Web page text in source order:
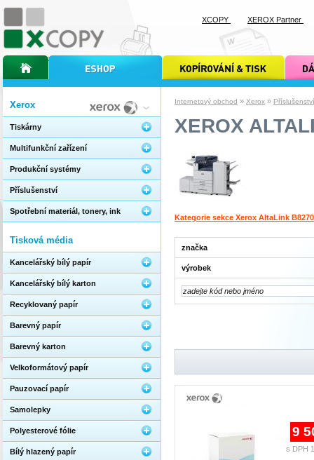
Internetový obchod » Xerox » Příslušenství
XEROX
Kategorie sekce Xerox AltaLink B8270
značka
výrobek
9
s DPH
Xerox
Tiskárny
Multifunkční zařízení
Produkční systémy
Příslušenství
Spotřební materiál, tonery, ink
Tisková média
Kancelářský bílý papír
Kancelářský bílý karton
Recyklovaný papír
Barevný papír
Barevný karton
Velkoformátový papír
Pauzovací papír
Samolepky
Polyesterové fólie
Bílý hlazený papír
úvodní stránka xcopyinternetový obchod xcopy kopírování a tisk xcopy dárkové
XCOPY XEROX Partner